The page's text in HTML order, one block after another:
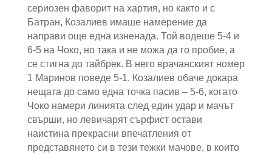
сериозен фаворит на хартия, но както и с
Батран, Козалиев имаше намерение да
направи още една изненада. Той водеше 5-4 и
6-5 на Чоко, но така и не можа да го пробие, а
се стигна до тайбрек. В него врачанският номер
1 Маринов поведе 5-1. Козалиев обаче докара
нещата до само една точка пасив – 5-6, когато
Чоко намери линията след един удар и мачът
свърши, но левичарят сърфист остави
наистина прекрасни впечатления от
представянето си в тези тежки мачове, в които